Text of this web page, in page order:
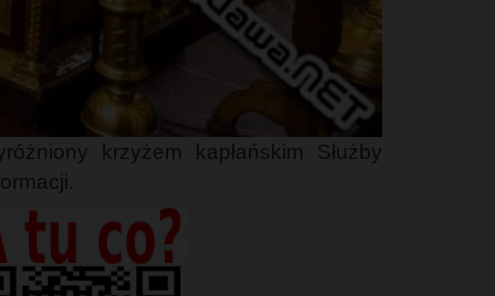
krzyżem kapłańskim Służby